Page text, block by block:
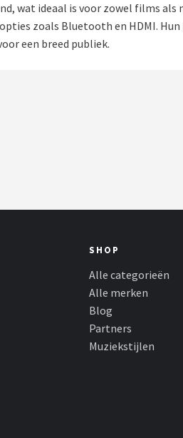
wat ideaal is voor zowel films
zoals Bluetooth en HDMI.
een breed publiek.
SHOP
Alle categorieën
Alle merken
Blog
Partners
Muziekstijlen